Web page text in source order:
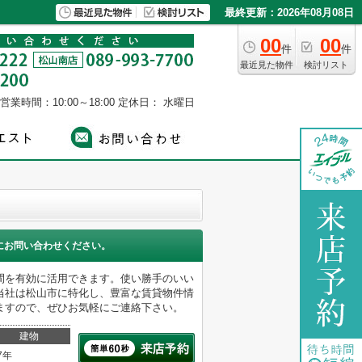
最終更新：2026年08月08日
00件
最近見た物件
00件
検討リスト
営業時間：10:00～18:00 定休日： 水曜日
問い合わせください。
有効に活用できます。使い勝手のいい
は松山市に特化し、豊富な賃貸物件情
ので、ぜひお気軽にご連絡下さい。
建物
年